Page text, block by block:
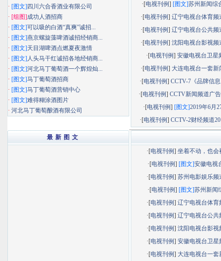
·[电视刊例] [图文]苏州新闻综
·[电视刊例]辽宁电视台体育频
·[电视刊例]辽宁电视台公共频
·[电视刊例]沈阳电视台影视频
·[电视刊例] 安徽电视台卫星
·[电视刊例] 大连电视台一套新
·[电视刊例] CCTV-7《品牌信
·[电视刊例]CCTV新闻频道广
·[电视刊例] [图文]2019年6月
·[电视刊例] CCTV-2财经频道
· [图文] 四川六合香酒业有限公司
· [组图]成功人酒招商
· [图文]可以吸的白酒“真爽”诚招...
· [图文]燕京螺旋藻啤酒诚招经销商...
· [图文]天目湖啤酒点燃夏夜激情
· [图文] 人头马干红诚招各地经销商...
· [图文]河北马丁葡萄酒一个辉煌灿...
· [图文]马丁葡萄酒招商
· [图文]马丁葡萄酒营销中心
· [图文]难得糊涂酒图片
· 河北马丁葡萄酿酒有限公司
·[电视刊例]坐着不动，也会
·[电视刊例] [图文]安徽电视
·[电视刊例]苏州电影娱乐频
·[电视刊例] [图文]苏州新闻
·[电视刊例]辽宁电视台体育
·[电视刊例]辽宁电视台公共
·[电视刊例]沈阳电视台影视
·[电视刊例]安徽电视台卫星
·[电视刊例] 大连电视台一套
最 新 图 文